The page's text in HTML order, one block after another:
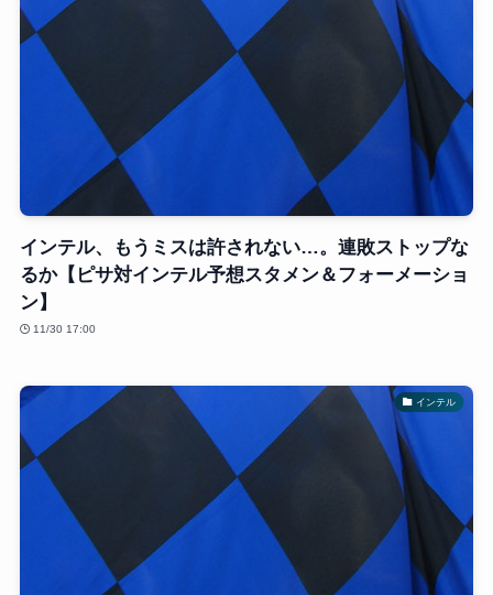
インテル、もうミスは許されない…。連敗ストップな
るか【ピサ対インテル予想スタメン＆フォーメーショ
ン】
11/30 17:00
インテル